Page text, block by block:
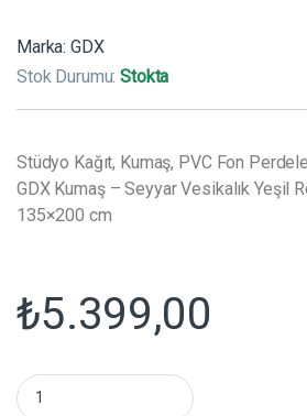
Marka: GDX
Stok Durumu:Stokta
Stüdyo Kağıt, Kumaş, PVC Fon
GDX Kumaş – Seyyar Vesikalık Yeşil
135×200 cm
₺5.399,00
GDX Kumaş - Seyyar Vesikalık Yeşil